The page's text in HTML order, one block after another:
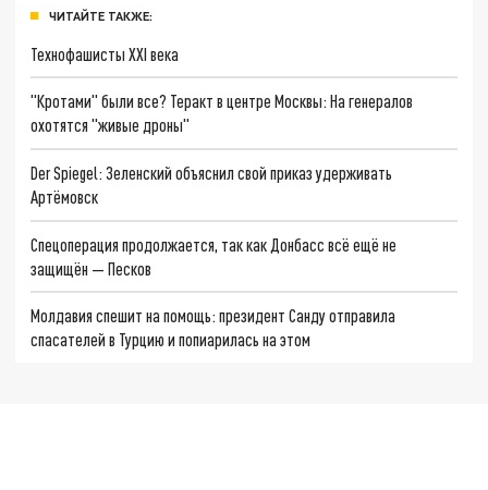
ЧИТАЙТЕ ТАКЖЕ:
Технофашисты XXI века
"Кротами" были все? Теракт в центре Москвы: На генералов
охотятся "живые дроны"
Der Spiegel: Зеленский объяснил свой приказ удерживать
Артёмовск
Спецоперация продолжается, так как Донбасс всё ещё не
защищён — Песков
Молдавия спешит на помощь: президент Санду отправила
спасателей в Турцию и попиарилась на этом